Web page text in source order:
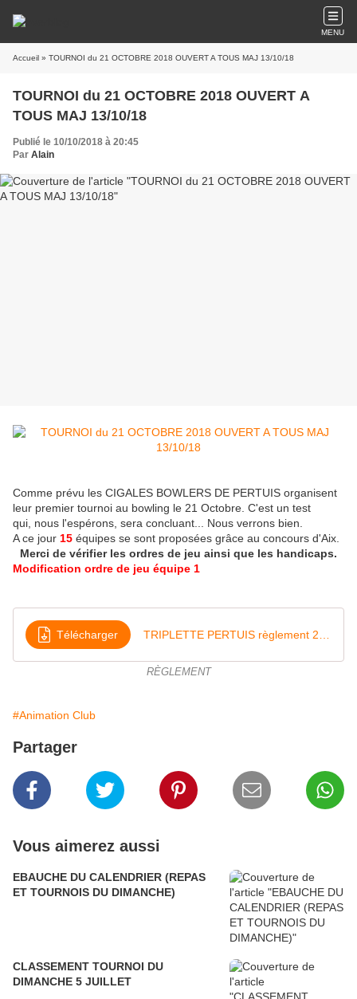
MENU
Accueil » TOURNOI du 21 OCTOBRE 2018 OUVERT A TOUS MAJ 13/10/18
TOURNOI du 21 OCTOBRE 2018 OUVERT A
TOUS MAJ 13/10/18
Publié le 10/10/2018 à 20:45
Par Alain
Comme prévu les CIGALES BOWLERS DE PERTUIS organisent
leur premier tournoi au bowling le 21 Octobre. C'est un test
qui, nous l'espérons, sera concluant... Nous verrons bien.
A ce jour 15 équipes se sont proposées grâce au concours d'Aix.
Merci de vérifier les ordres de jeu ainsi que les handicaps.
Modification ordre de jeu équipe 1
Télécharger
RÈGLEMENT
#Animation Club
Partager
Vous aimerez aussi
EBAUCHE DU CALENDRIER (REPAS
ET TOURNOIS DU DIMANCHE)
CLASSEMENT TOURNOI DU
DIMANCHE 5 JUILLET